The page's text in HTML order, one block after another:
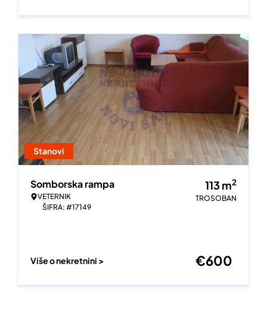
Stanovi
Somborska rampa
VETERNIK
ŠIFRA: #17149
113 m2
TROSOBAN
Više o nekretnini > €600